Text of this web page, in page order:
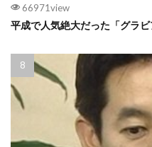
66971view
平成で人気絶大だった「グラ